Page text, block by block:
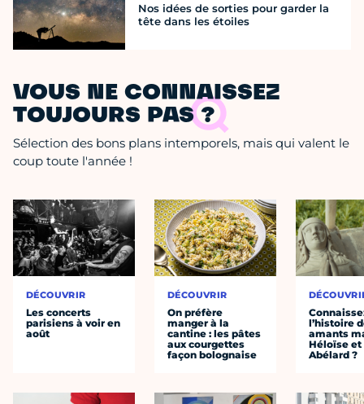
Nos idées de sorties pour garder la
tête dans les étoiles
VOUS NE CONNAISSEZ
TOUJOURS PAS ?
Sélection des bons plans intemporels, mais qui valent le
coup toute l'année !
DÉCOUVRIR
Les concerts
parisiens à voir en
août
DÉCOUVRIR
On préfère
manger à la
cantine : les pâtes
aux courgettes
façon bolognaise
l’histoire
amants
Héloïse et
Abélard ?